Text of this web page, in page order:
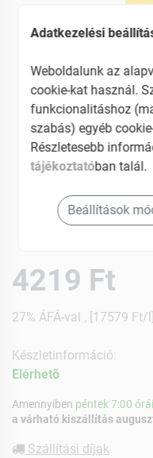
4219 Ft
27% ÁFÁ-val , [17579 Ft/l]
Készletinformáció:
Elérhetõ
Amennyiben péntek 7:00
a várható kiszállítás
Szállítási díjak
Adatkezelési
Weboldalunk az
cookie-kat használ.
funkcionalitáshoz
szabás) egyéb
Részletesebb
tájékoztatóban talál.
Beállítások